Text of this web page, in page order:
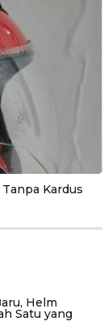
Kardus
Helm
Satu yang